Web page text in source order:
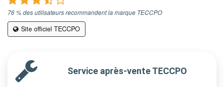
76 % des utilisateurs recommandent la marque TECCPO
Site officiel TECCPO
Service après-vente TECCPO